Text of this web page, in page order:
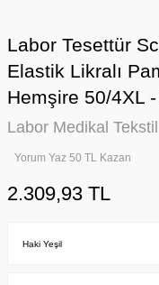
Labor Tesettür
Elastik Likralı
Hemşire 50/4XL
Labor Medikal Tekstil
Yorum Yaz 50 TL Kazan
2.309,93 TL